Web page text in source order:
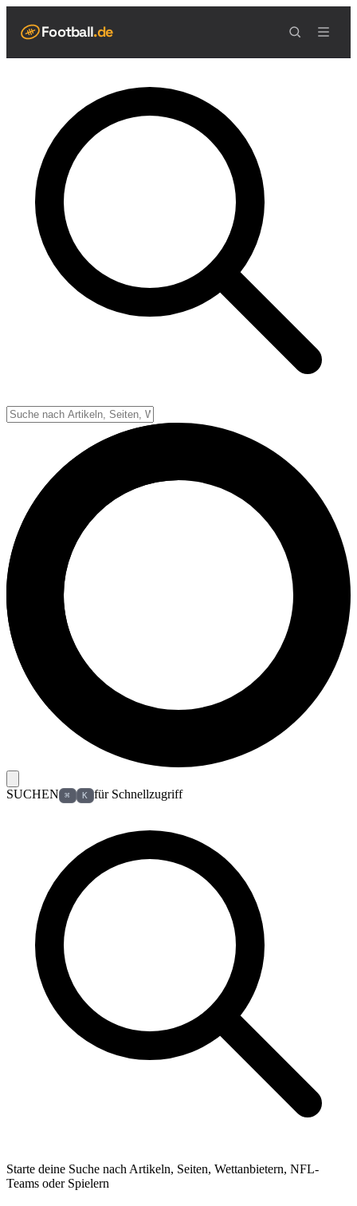
Football.de
Live Scores
Spielplan
Teams
Tabelle
Football Regeln
Punkte & Scoring
Strafen & Fouls
Schiedsrichter
Football Lexikon
SUCHEN ⌘ K für Schnellzugriff
Starte deine Suche nach Artikeln, Seiten, Wettanbietern, NFL-
Teams oder Spielern